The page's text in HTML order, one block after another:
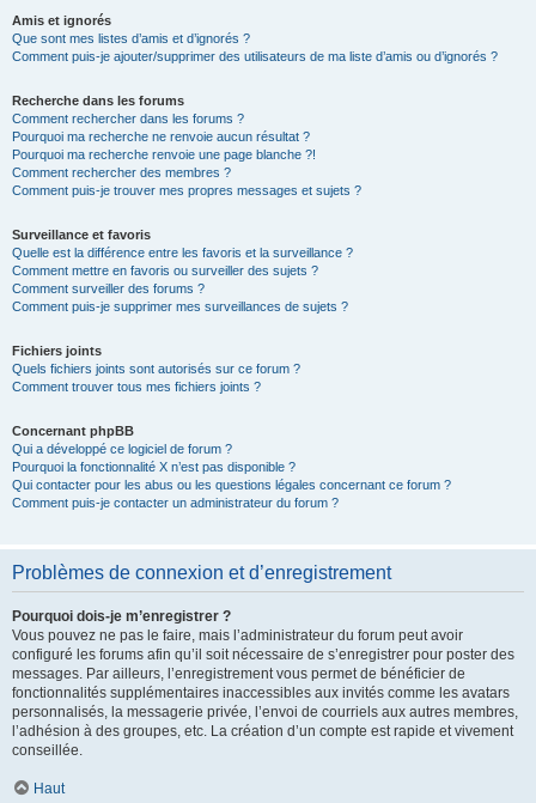
Amis et ignorés
Que sont mes listes d’amis et d’ignorés ?
Comment puis-je ajouter/supprimer des utilisateurs de ma liste d’amis ou d’ignorés ?
Recherche dans les forums
Comment rechercher dans les forums ?
Pourquoi ma recherche ne renvoie aucun résultat ?
Pourquoi ma recherche renvoie une page blanche ?!
Comment rechercher des membres ?
Comment puis-je trouver mes propres messages et sujets ?
Surveillance et favoris
Quelle est la différence entre les favoris et la surveillance ?
Comment mettre en favoris ou surveiller des sujets ?
Comment surveiller des forums ?
Comment puis-je supprimer mes surveillances de sujets ?
Fichiers joints
Quels fichiers joints sont autorisés sur ce forum ?
Comment trouver tous mes fichiers joints ?
Concernant phpBB
Qui a développé ce logiciel de forum ?
Pourquoi la fonctionnalité X n’est pas disponible ?
Qui contacter pour les abus ou les questions légales concernant ce forum ?
Comment puis-je contacter un administrateur du forum ?
Problèmes de connexion et d’enregistrement
Pourquoi dois-je m’enregistrer ?
Vous pouvez ne pas le faire, mais l’administrateur du forum peut avoir
configuré les forums afin qu’il soit nécessaire de s’enregistrer pour poster des
messages. Par ailleurs, l’enregistrement vous permet de bénéficier de
fonctionnalités supplémentaires inaccessibles aux invités comme les avatars
personnalisés, la messagerie privée, l’envoi de courriels aux autres membres,
l’adhésion à des groupes, etc. La création d’un compte est rapide et vivement
conseillée.
Haut